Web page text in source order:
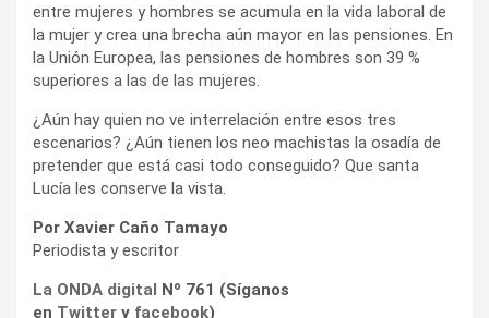
entre mujeres y hombres se acumula en la vida laboral de
la mujer y crea una brecha aún mayor en las pensiones. En
la Unión Europea, las pensiones de hombres son 39 %
superiores a las de las mujeres.
¿Aún hay quien no ve interrelación entre esos tres
escenarios? ¿Aún tienen los neo machistas la osadía de
pretender que está casi todo conseguido? Que santa
Lucía les conserve la vista.
Por Xavier Caño Tamayo
Periodista y escritor
La ONDA digital Nº 761 (Síganos
en Twitter y facebook)